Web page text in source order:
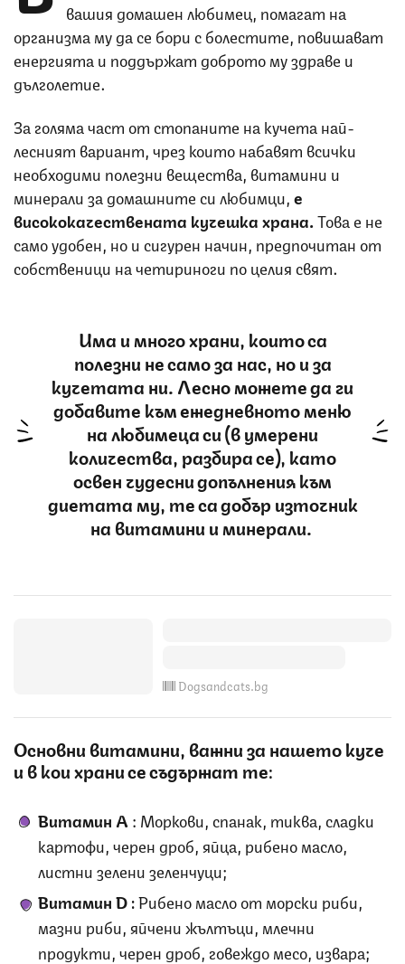
вашия домашен любимец, помагат на
организма му да се бори с болестите, повишават
енергията и поддържат доброто му здраве и
дълголетие.
За голяма част от стопаните на кучета най-
лесният вариант, чрез които набавят всички
необходими полезни вещества, витамини и
минерали за домашните си любимци, е
висококачествената кучешка храна.Това е не
само удобен, но и сигурен начин, предпочитан от
собственици на четириноги по целия свят.
Има и много храни, които са
полезни не само за нас, но и за
кучетата ни. Лесно можете да ги
добавите към ежедневното меню
на любимеца си (в умерени
количества, разбира се), като
освен чудесни допълнения към
диетата му, те са добър източник
на витамини и минерали.
Dogsandcats.bg
Основни витамини, важни за нашето куче
и в кои храни се съдържат те:
Витамин А : Моркови, спанак, тиква, сладки
картофи, черен дроб, яйца, рибeно масло,
листни зелени зеленчуци;
ВитаминD:Рибено масло от морски риби,
мазни риби, яйчени жълтъци, млечни
продукти, черен дроб, говеждо месо, извара;